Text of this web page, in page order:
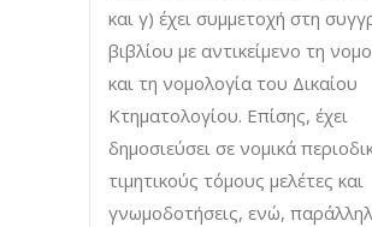
και γ) έχει συμμετοχή στη
βιβλίου με αντικείμενο τη
και τη νομολογία του Δικαίου
Κτηματολογίου. Επίσης, έχει
δημοσιεύσει σε νομικά
τιμητικούς τόμους μελέτες και
γνωμοδοτήσεις, ενώ,